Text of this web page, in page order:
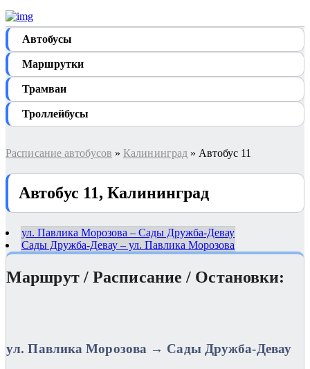
Автобуcы
Маршрутки
Трамваи
Троллейбусы
Расписание автобусов » Калининград » Автобус 11
Автобус 11, Калининград
ул. Павлика Морозова – Сады Дружба-Девау
Сады Дружба-Девау – ул. Павлика Морозова
Маршрут / Расписание / Остановки:
ул. Павлика Морозова → Сады Дружба-Девау